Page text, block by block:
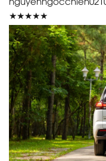
★★★★★